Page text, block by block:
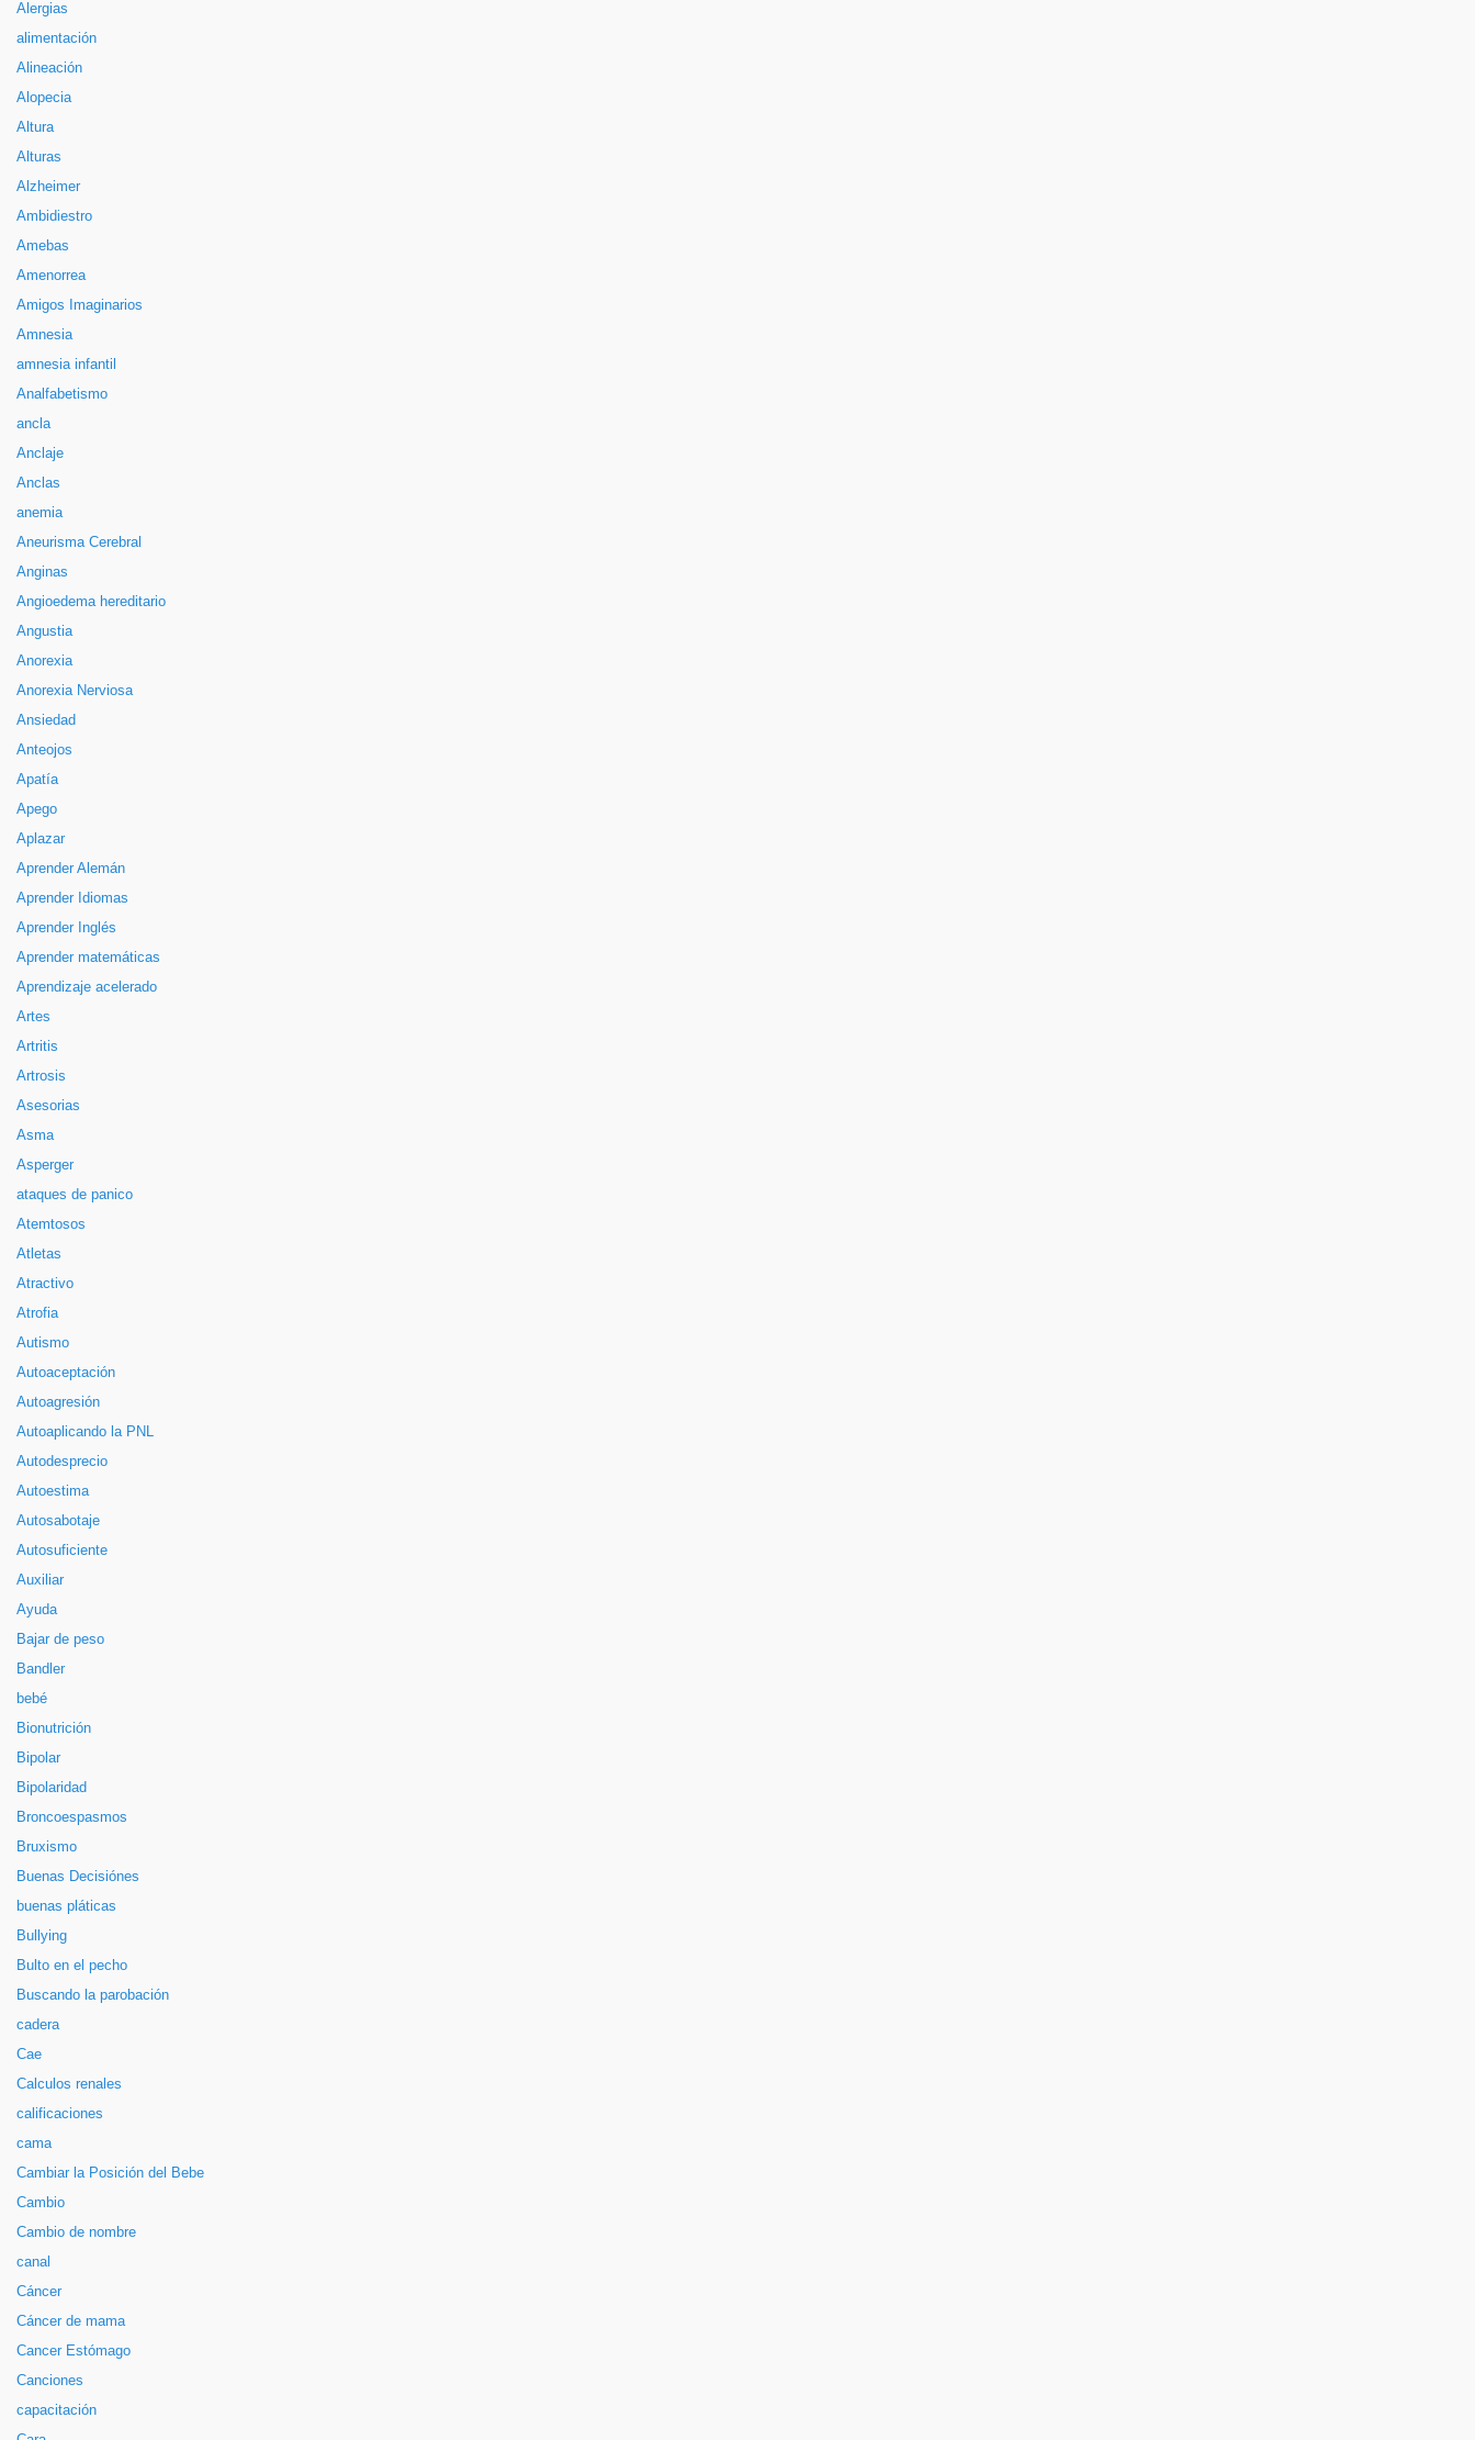
Alergias
alimentación
Alineación
Alopecia
Altura
Alturas
Alzheimer
Ambidiestro
Amebas
Amenorrea
Amigos Imaginarios
Amnesia
amnesia infantil
Analfabetismo
ancla
Anclaje
Anclas
anemia
Aneurisma Cerebral
Anginas
Angioedema hereditario
Angustia
Anorexia
Anorexia Nerviosa
Ansiedad
Anteojos
Apatía
Apego
Aplazar
Aprender Alemán
Aprender Idiomas
Aprender Inglés
Aprender matemáticas
Aprendizaje acelerado
Artes
Artritis
Artrosis
Asesorias
Asma
Asperger
ataques de panico
Atemtosos
Atletas
Atractivo
Atrofia
Autismo
Autoaceptación
Autoagresión
Autoaplicando la PNL
Autodesprecio
Autoestima
Autosabotaje
Autosuficiente
Auxiliar
Ayuda
Bajar de peso
Bandler
bebé
Bionutrición
Bipolar
Bipolaridad
Broncoespasmos
Bruxismo
Buenas Decisiónes
buenas pláticas
Bullying
Bulto en el pecho
Buscando la parobación
cadera
Cae
Calculos renales
calificaciones
cama
Cambiar la Posición del Bebe
Cambio
Cambio de nombre
canal
Cáncer
Cáncer de mama
Cancer Estómago
Canciones
capacitación